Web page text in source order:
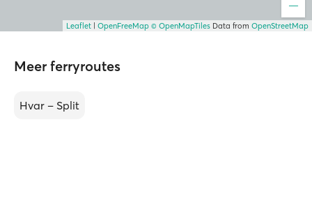
Leaflet OpenFreeMap © OpenMapTiles Data from OpenStreetMap
Meer ferryroutes
Hvar – Split